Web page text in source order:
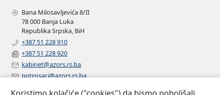
Bana Milosavljevića 8/II
78 000 Banja Luka
Republika Srpska, BiH
+387 51 228 910
+387 51 228 920
kabinet@azors.rs.ba
potrosaci@azors.rs.ba